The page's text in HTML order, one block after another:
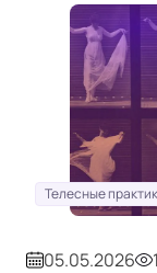
Телесные
05.05.2026